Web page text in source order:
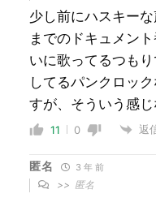
少し前にハスキー
までのドキュメン
いに歌ってるつも
してるパンクロッ
すが、そういう感
11 0 返
匿名 3 年 前
>> 匿名